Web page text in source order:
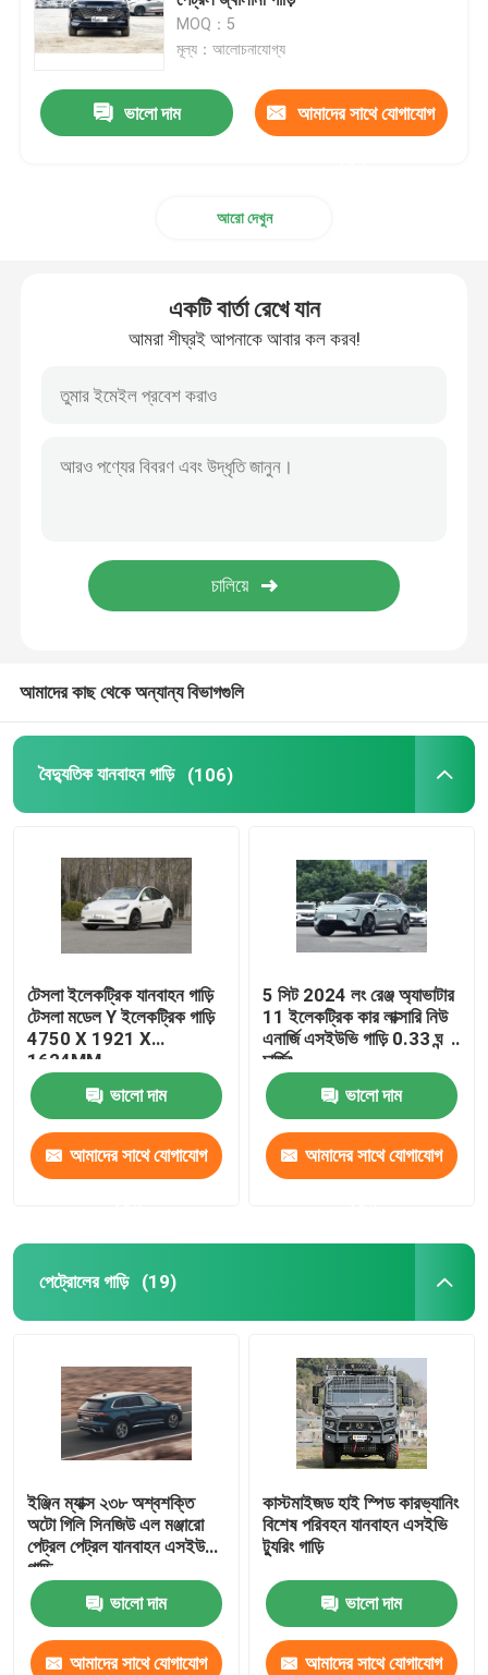
টেসলা ইলেকট্রিক যানবাহন
অ্যাভাটার ইলেকট্রিক গাড়ি
চেরি অটোমোবাইল
VW EV গাড়ি
চ্যাং আন ইভি
ট্যাংক এসইউভি
লিপ মোটর গাড়ি
বৈদ্যুতিক এম জি গাড়ি
রাইজিং অটো
আইএম ইলেকট্রিক গাড়ি
MOQ：5
মূল্য：আলোচনাযোগ্য
ভালো দাম আমাদের সাথে যোগাযোগ
আরো দেখুন
একটি বার্তা রেখে যান
আমরা শীঘ্রই আপনাকে আবার কল করব!
আমাদের কাছ থেকে অন্যান্য বিভাগগুলি
বৈদ্যুতিক যানবাহন গাড়ি (106)
টেসলা ইলেকট্রিক যানবাহন গাড়ি
টেসলা মডেল Y ইলেকট্রিক গাড়ি
4750 X 1921 X
1624MM
ভালো দাম
আমাদের সাথে যোগাযোগ
5 সিট 2024 লং রেঞ্জ অ্যাভাটার
11 ইলেকট্রিক কার লাক্সারি নিউ
এনার্জি এসইউভি গাড়ি 0.33 ঘন্টা
চার্জিং
ভালো দাম
আমাদের সাথে যোগাযোগ
পেট্রোলের গাড়ি (19)
ইঞ্জিন ম্যাক্স ২৩৮ অশ্বশক্তি
অটো গিলি সিনজিউ এল মঞ্জারো
পেট্রল পেট্রল যানবাহন এসইউভি
গাড়ি
ভালো দাম
আমাদের সাথে যোগাযোগ
কাস্টমাইজড হাই স্পিড কারভ্যানিং
বিশেষ পরিবহন যানবাহন এসইভি
ট্যুরিং গাড়ি
ভালো দাম
আমাদের সাথে যোগাযোগ